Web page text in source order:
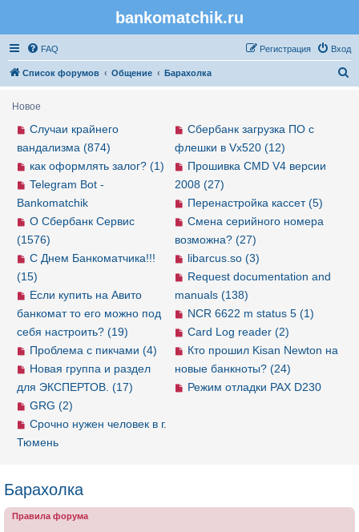
bankomatchik.ru
FAQ Вход
Регистрация
Список форумов Общение Барахолка
Новое
Сбербанк загрузка ПО с
флешки в Vx520 (12)
Прошивка CMD V4 версии
2008 (27)
Перенастройка кассет (5)
Смена серийного номера
возможна? (27)
libarcus.so (3)
Request documentation and
manuals (138)
NCR 6622 m status 5 (1)
Card Log reader (2)
Кто прошил Kisan Newton на
новые банкноты? (24)
Режим отладки PAX D230
Случаи крайнего
вандализма (874)
как оформлять залог? (1)
Telegram Bot -
Bankomatchik
О Сбербанк Сервис
(1576)
С Днем Банкоматчика!!!
(15)
Если купить на Авито
банкомат то его можно под
себя настроить? (19)
Проблема с пикчами (4)
Новая группа и раздел
для ЭКСПЕРТОВ. (17)
GRG (2)
Срочно нужен человек в г.
Тюмень
Барахолка
Правила форума